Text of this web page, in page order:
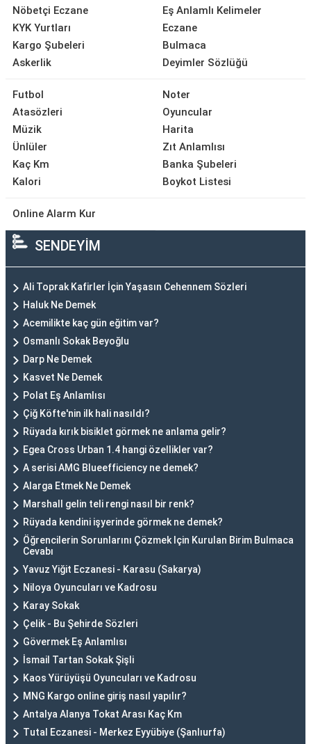
Nöbetçi Eczane
KYK Yurtları
Kargo Şubeleri
Askerlik
Eş Anlamlı Kelimeler
Eczane
Bulmaca
Deyimler Sözlüğü
Futbol
Atasözleri
Müzik
Ünlüler
Kaç Km
Kalori
Noter
Oyuncular
Harita
Zıt Anlamlısı
Banka Şubeleri
Boykot Listesi
Online Alarm Kur
SENDEYİM
Ali Toprak Kafirler İçin Yaşasın Cehennem Sözleri
Haluk Ne Demek
Acemilikte kaç gün eğitim var?
Osmanlı Sokak Beyoğlu
Darp Ne Demek
Kasvet Ne Demek
Polat Eş Anlamlısı
Çiğ Köfte'nin ilk hali nasıldı?
Rüyada kırık bisiklet görmek ne anlama gelir?
Egea Cross Urban 1.4 hangi özellikler var?
A serisi AMG Blueefficiency ne demek?
Alarga Etmek Ne Demek
Marshall gelin teli rengi nasıl bir renk?
Rüyada kendini işyerinde görmek ne demek?
Öğrencilerin Sorunlarını Çözmek Için Kurulan Birim Bulmaca
Cevabı
Yavuz Yiğit Eczanesi - Karasu (Sakarya)
Niloya Oyuncuları ve Kadrosu
Karay Sokak
Çelik - Bu Şehirde Sözleri
Gövermek Eş Anlamlısı
İsmail Tartan Sokak Şişli
Kaos Yürüyüşü Oyuncuları ve Kadrosu
MNG Kargo online giriş nasıl yapılır?
Antalya Alanya Tokat Arası Kaç Km
Tutal Eczanesi - Merkez Eyyübiye (Şanlıurfa)